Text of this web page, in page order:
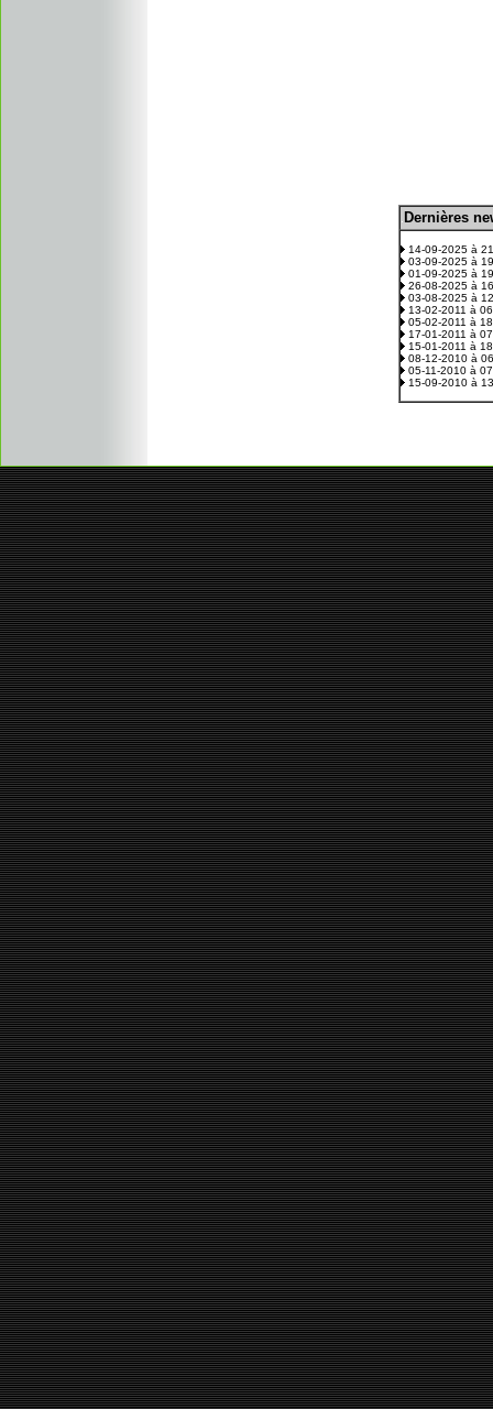
Dernières
14-09-2025 à
03-09-2025 à
01-09-2025 à
26-08-2025 à
03-08-2025 à
13-02-2011 à
05-02-2011 à
17-01-2011 à
15-01-2011 à
08-12-2010 à
05-11-2010 à
15-09-2010 à